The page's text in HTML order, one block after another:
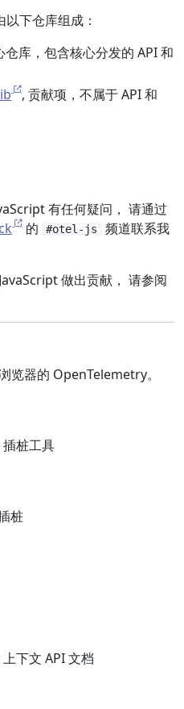
下仓库组成：
仓库，包含核心分发的 API 和
, 贡献项，不属于 API 和
有任何疑问， 请通过
的 #otel-js
频道联系我
做出贡献， 请参阅
览器的 OpenTelemetry。
桩工具
桩
下文 API 文档